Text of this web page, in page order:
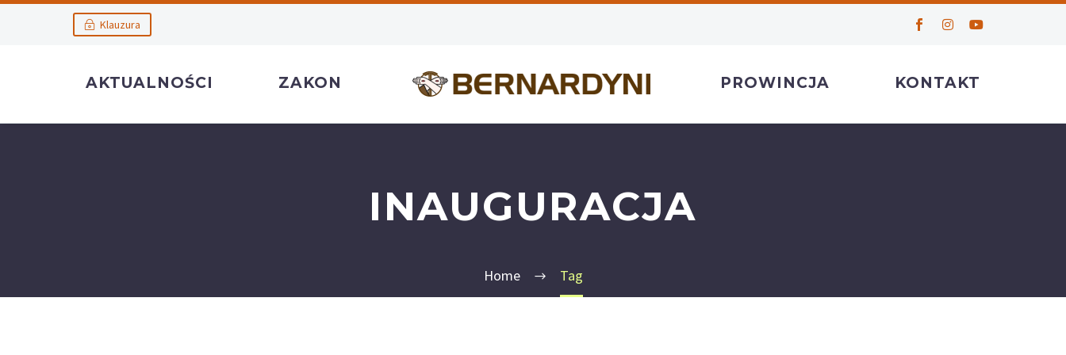
Klauzura
AKTUALNOŚCI ZAKON PROWINCJA KONTAKT
INAUGURACJA
Home Tag